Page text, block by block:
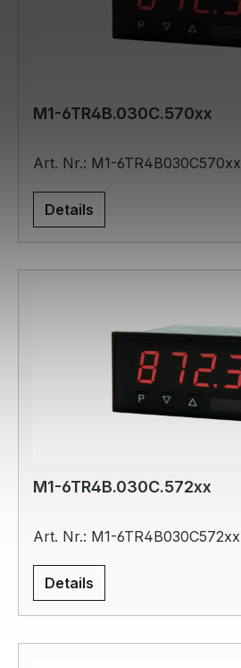
M1-6TR4B.030C.570xx
Art. Nr.: M1-6TR4B030C570xx
Details
M1-6TR4B.030C.572xx
Art. Nr.: M1-6TR4B030C572xx
Details